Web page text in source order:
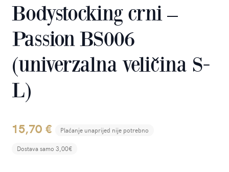
Bodystocking crni –
Passion BS006
(univerzalna veličina S-
L)
15,70 € Plaćanje unaprijed nije potrebno
Dostava samo 3,00€